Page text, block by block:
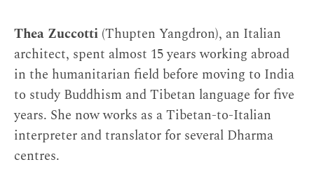
Thea Zuccotti (Thupten Yangdron), an Italian
architect, spent almost 15 years working abroad
in the humanitarian field before moving to India
to study Buddhism and Tibetan language for five
years. She now works as a Tibetan-to-Italian
interpreter and translator for several Dharma
centres.